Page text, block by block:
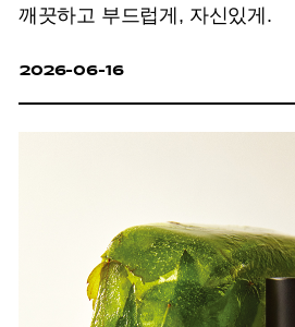
깨끗하고 부드럽게, 자신있게.
2026-06-16